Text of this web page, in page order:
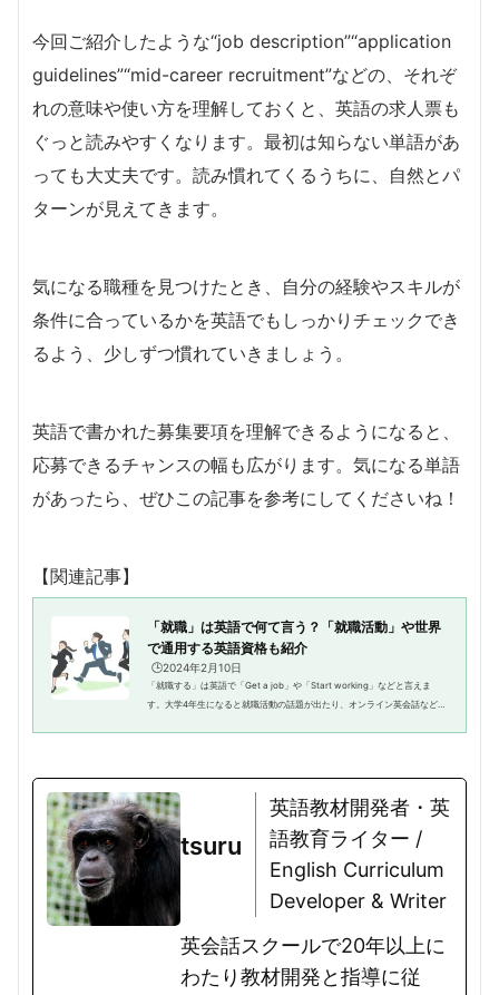
今回ご紹介したような“job description”“application
guidelines”“mid-career recruitment”などの、それぞ
れの意味や使い方を理解しておくと、英語の求人票も
ぐっと読みやすくなります。最初は知らない単語があ
っても大丈夫です。読み慣れてくるうちに、自然とパ
ターンが見えてきます。
気になる職種を見つけたとき、自分の経験やスキルが
条件に合っているかを英語でもしっかりチェックでき
るよう、少しずつ慣れていきましょう。
英語で書かれた募集要項を理解できるようになると、
応募できるチャンスの幅も広がります。気になる単語
があったら、ぜひこの記事を参考にしてくださいね！
【関連記事】
「就職」は英語で何て言う？「就職活動」や世界
で通用する英語資格も紹介
🕒️2024年2月10日
「就職する」は英語で「Get a job」や「Start working」などと言えま
す。大学4年生になると就職活動の話題が出たり、オンライン英会話などで
tsuru
英語教材開発者・英
語教育ライター /
English Curriculum
Developer & Writer
英会話スクールで20年以上に
わたり教材開発と指導に従